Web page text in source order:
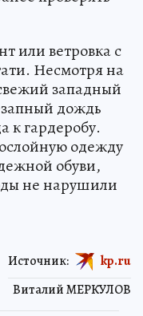
или ветровка с
Несмотря на
западный
дождь
к гардеробу.
одежду
обуви,
не нарушили
Виталий МЕРКУЛОВ
Источник: kp.ru